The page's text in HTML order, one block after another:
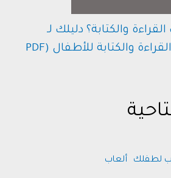
والكتابة؟ دليلك لـ
تحسين مهارات القراءة والكتابة للأطفال (PDF
لطفلك ألعاب